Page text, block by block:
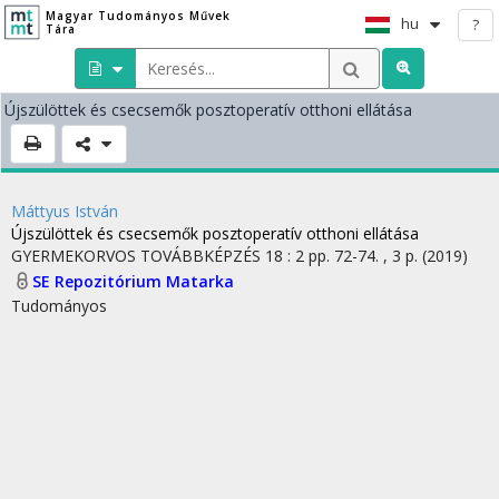
Magyar Tudományos Művek
Tára
hu ?
Újszülöttek és csecsemők posztoperatív otthoni ellátása
Máttyus István
Újszülöttek és csecsemők posztoperatív otthoni ellátása
GYERMEKORVOS TOVÁBBKÉPZÉS 18 : 2 pp. 72-74. , 3 p. (2019)
SE Repozitórium Matarka
Tudományos